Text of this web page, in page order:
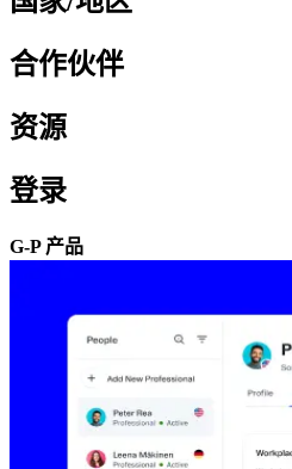
合作伙伴​​
资源​​
登录​​
G-P 产品​​